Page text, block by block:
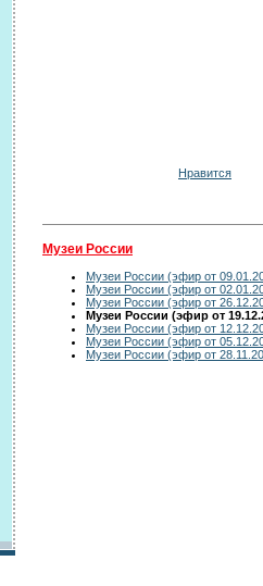
Нравится
Музеи России
Музеи России (эфир от
Музеи России (эфир от
Музеи России (эфир от
Музеи России (эфир от
Музеи России (эфир от
Музеи России (эфир от
Музеи России (эфир от